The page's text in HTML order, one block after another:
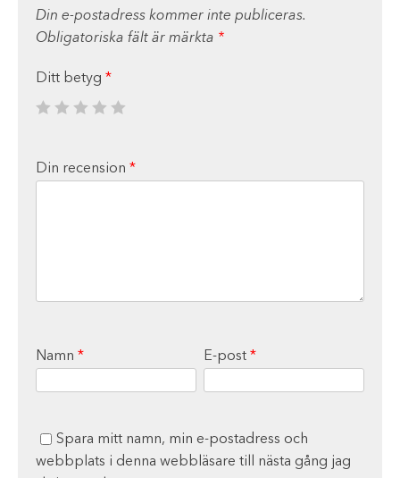
Din e-postadress kommer inte publiceras.
Obligatoriska fält är märkta *
Ditt betyg *
Din recension *
Namn * E-post *
Spara mitt namn, min e-postadress och
webbplats i denna webbläsare till nästa gång jag